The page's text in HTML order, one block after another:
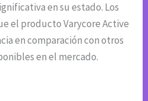
en su estado. Los
el producto Varycore Active
en comparación con otros
en el mercado.